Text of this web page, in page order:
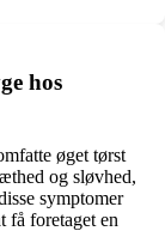
hos
øget tørst
og sløvhed,
symptomer
foretaget en